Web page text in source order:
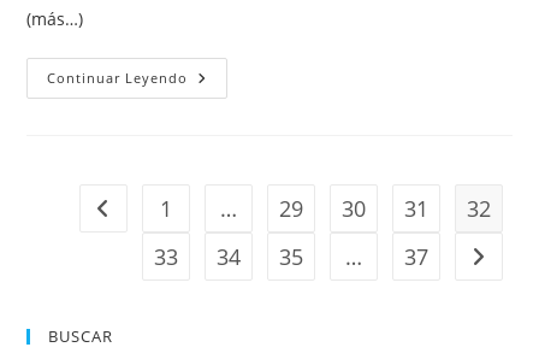
(más…)
Continuar Leyendo Insertar
Fórmulas
Ir a la página anterior
1 … 29 30 31
32
33
34 35 … 37 Ir a la
BUSCAR